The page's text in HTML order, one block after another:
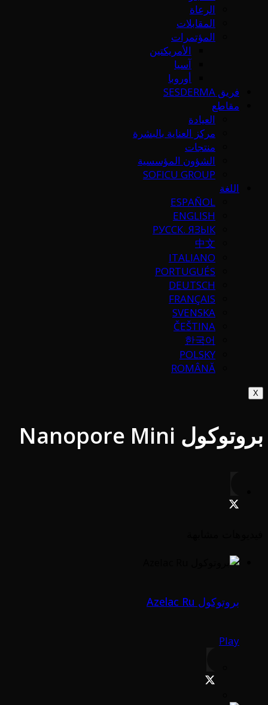
الرعاة
المقابلات
المؤتمرات
الأمريكتين
آسيا
أوروبا
فريق SESDERMA
مقاطع
العيادة
مركز العناية بالبشرة
منتجات
الشؤون المؤسسية
SOFICU GROUP
اللغة
ESPAÑOL
ENGLISH
РУССК. ЯЗЫК
中文
ITALIANO
PORTUGUÉS
DEUTSCH
FRANÇAIS
SVENSKA
ČEŠTINA
한국어
POLSKY
ROMÂNĂ
X
بروتوكول Nanopore Mini
بروتوكول Azelac Ru
Play